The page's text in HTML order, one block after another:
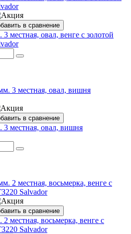
в сравнение
местная, овал, венге с золотой
в сравнение
местная, овал, вишня
в сравнение
местная, восьмерка, венге с
Salvador